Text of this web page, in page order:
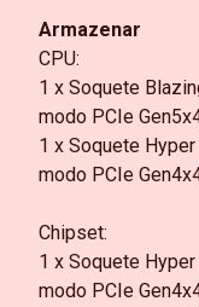
Armazenar
CPU:
1 x Soquete
modo PCIe
1 x Soquete
modo PCIe
Chipset:
1 x Soquete
modo PCIe